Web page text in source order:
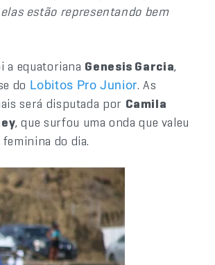
estão representando bem
a equatoriana Genesis Garcia,
do Lobitos Pro Junior. As
será disputada por Camila
, que surfou uma onda que valeu
do dia.